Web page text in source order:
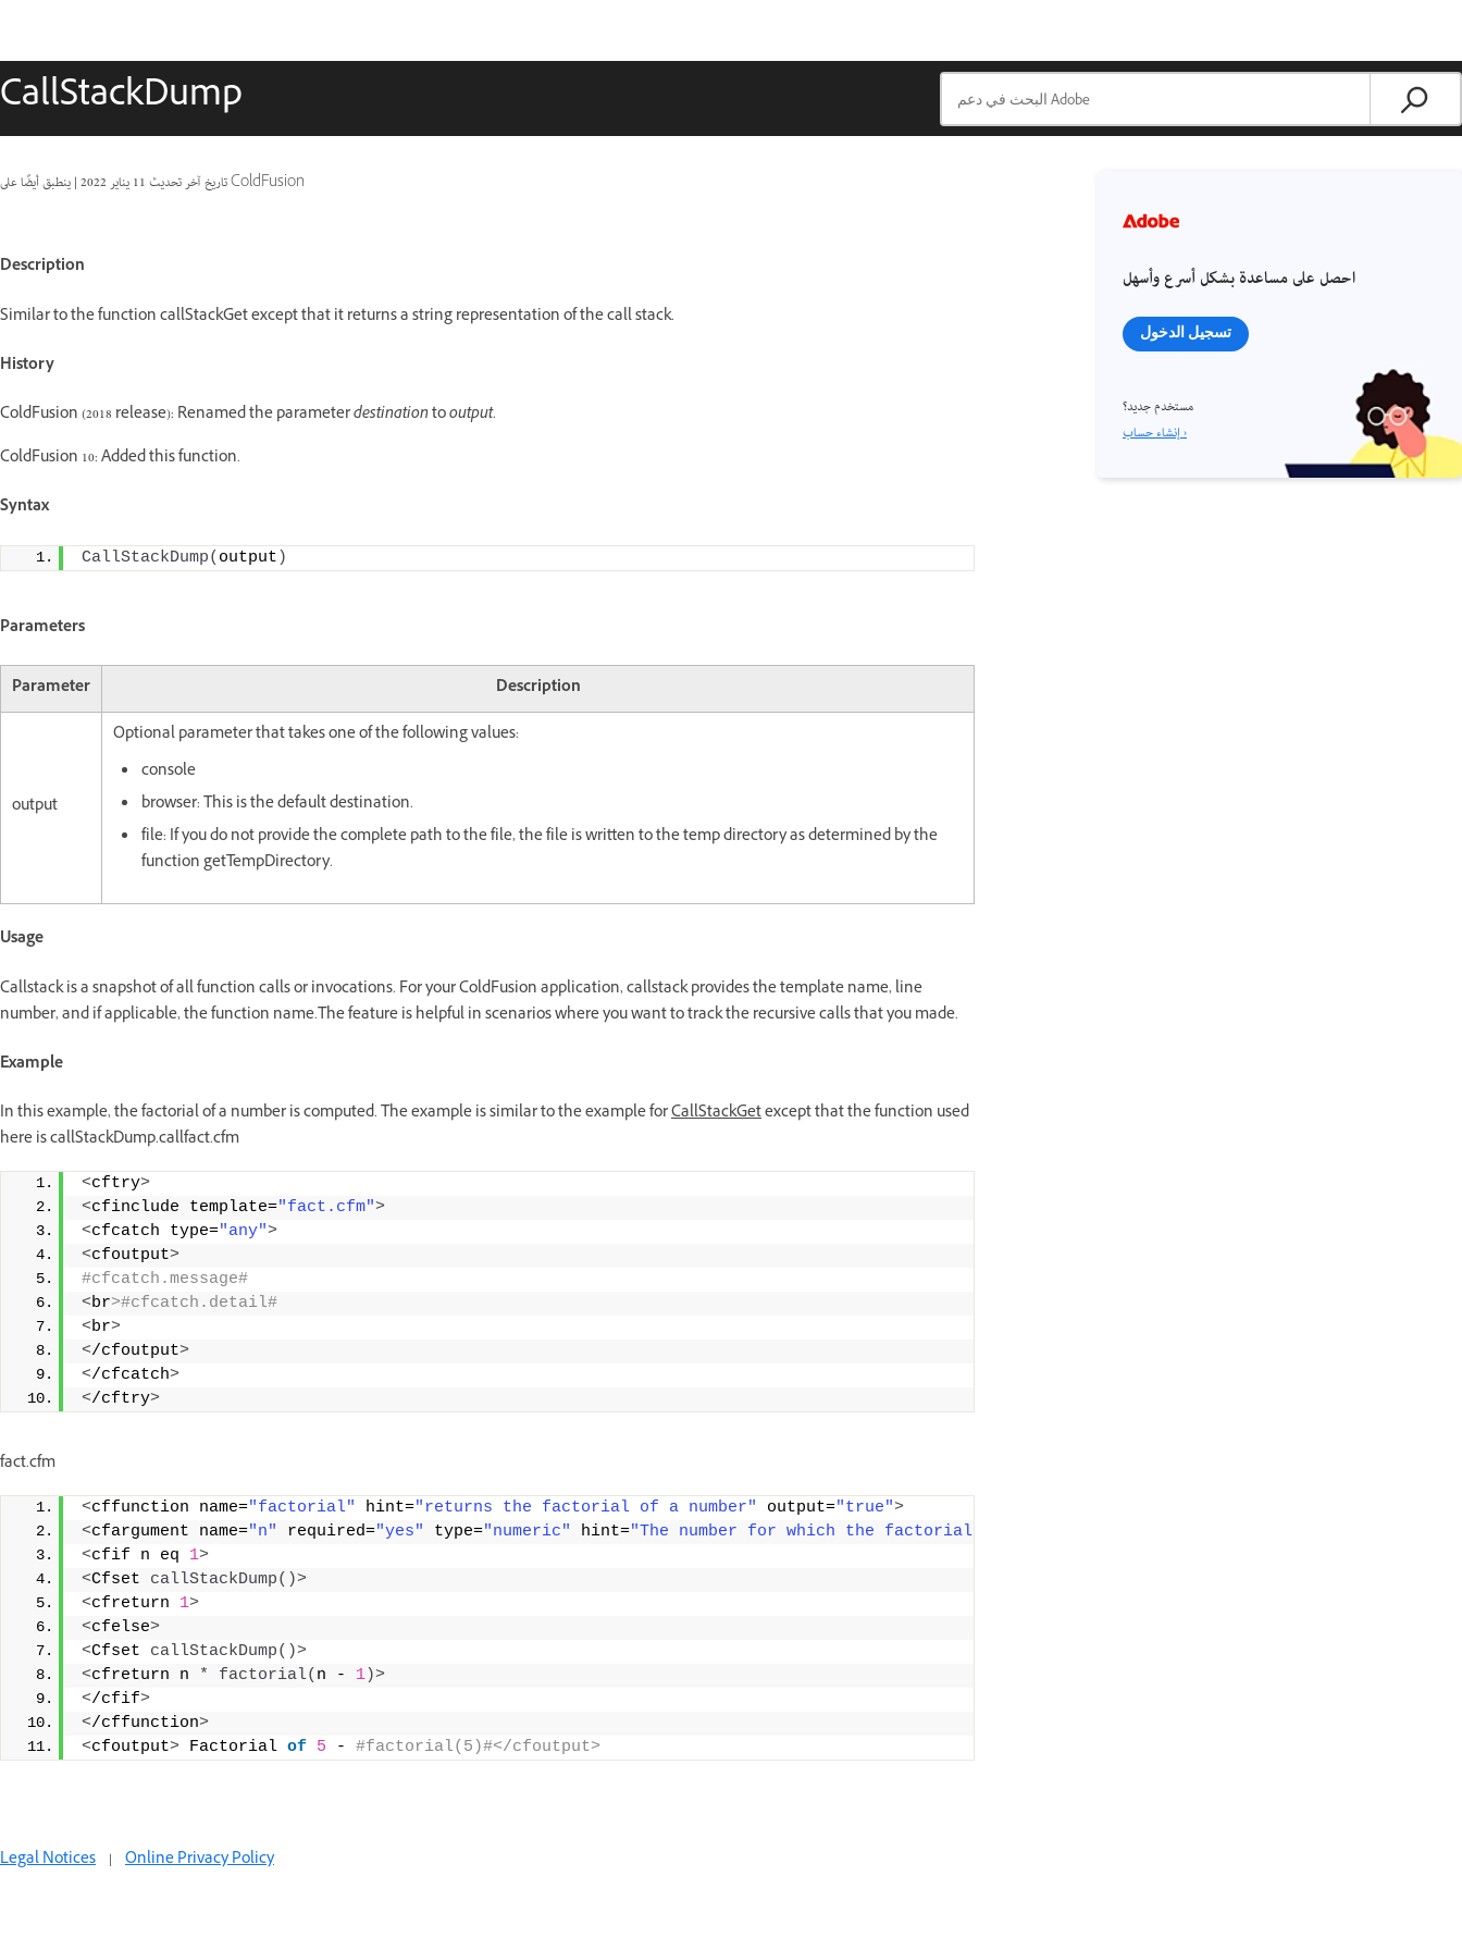
CallStackDump
تاريخ آخر تحديث11 يناير 2022 | ينطبق أيضًا على ColdFusion
Description
Similar to the function callStackGet except that it returns a string representation of the call stack.
History
ColdFusion (2018 release): Renamed the parameterdestinationtooutput.
ColdFusion 10: Added this function.
Syntax
CallStackDump( output )
Parameters
Parameter Description
output
Optional parameter that takes one of the following values:
console
browser: This is the default destination.
file: If you do not provide the complete path to the file, the file is written to the temp directory as determined by the
function getTempDirectory.
Usage
Callstack is a snapshot of all function calls or invocations. For your ColdFusion application, callstack provides the template name, line
number, and if applicable, the function name.The feature is helpful in scenarios where you want to track the recursive calls that you made.
Example
In this example, the factorial of a number is computed. The example is similar to the example forCallStackGetexcept that the function used
here is callStackDump.callfact.cfm
<cftry>
<cfinclude template="fact.cfm">
<cfcatch type="any">
<cfoutput>
#cfcatch.message#
<br>#cfcatch.detail#
<br>
</cfoutput>
</cfcatch>
</cftry>
fact.cfm
<cffunction name="factorial" hint="returns the factorial of a number" output="true">
<cfargument name="n" required="yes" type="numeric" hint="The number for which the factorial is returned"
<cfif n eq 1>
<Cfset callStackDump()>
<cfreturn 1>
<cfelse>
<Cfset callStackDump()>
<cfreturn n * factorial( n - 1)>
</cfif>
</cffunction>
<cfoutput> Factorial of 5 - #factorial(5)#</cfoutput>
احصل على مساعدة بشكل أسرع وأسهل
تسجيل الدخول
مستخدم جديد؟
إنشاء حساب ›
Legal Notices | Online Privacy Policy